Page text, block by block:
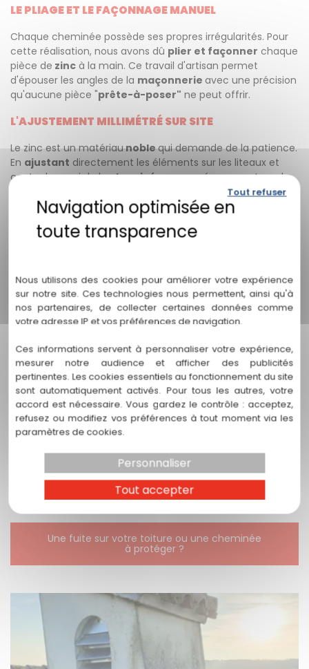
LE PLIAGE ET LE FAÇONNAGE MANUEL
Chaque cheminée possède ses propres irrégularités. Pour
cette réalisation, nous avons dû plier et façonner chaque
pièce de zinc à la main. Ce travail d'artisan permet
d'épouser les angles de la maçonnerie avec une précision
qu'aucune pièce "prête-à-poser" ne peut offrir.
L'AJUSTEMENT MILLIMÉTRÉ SUR SITE
Le zinc est un matériaunoblequi demande de la patience.
En ajustant directement les éléments sur les liteaux et
contre la paroi de lacheminée, nous créons un retour de
cheminée qui anticipe les mouvements naturels de la
toiture, évitant ainsi toute futureinfiltration.
LA SOUDURE À L'ÉTAIN : LE SCEAU DE
ce retour decheminéesur-mesure pour créer un ouvrage
monobloc. Contrairement aux joints en mastic qui sèchent
et se fissurent, la soudure à l’étainassure une barrière
infranchissable et une solidité qui traverse les décennies.
UNE ÉTANCHÉITÉ DURABLE SIGNÉE PAR DE
VRAIS ARTISANS
Restaurer dans les règles de l'art, c'est choisir lapérennité
En confiant votrezinguerieà un authentique artisan, vous
investissez dans un ouvrage qui protège votre maison, tout
en valorisant l'
"Le zinc façonné à la main, pour une toiture qui
traverse le temps."
Une fuite sur votre toiture ou une cheminée
à protéger ?
Nous utilisons des cookies pour améliorer votre expérience
sur notre site. Ces technologies nous permettent, ainsi qu'à
nos partenaires, de collecter certaines données comme
votre adresse IP et vos préférences de navigation.
Ces informations servent à personnaliser votre expérience,
mesurer notre audience et afficher des publicités
pertinentes. Les cookies essentiels au fonctionnement du site
sont automatiquement activés. Pour tous les autres, votre
accord est nécessaire. Vous gardez le contrôle : acceptez,
refusez ou modifiez vos préférences à tout moment via les
paramètres de cookies.
Tout accepter
Tout refuser
Personnaliser